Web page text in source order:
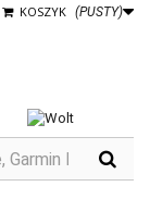
KOSZYK (PUSTY)